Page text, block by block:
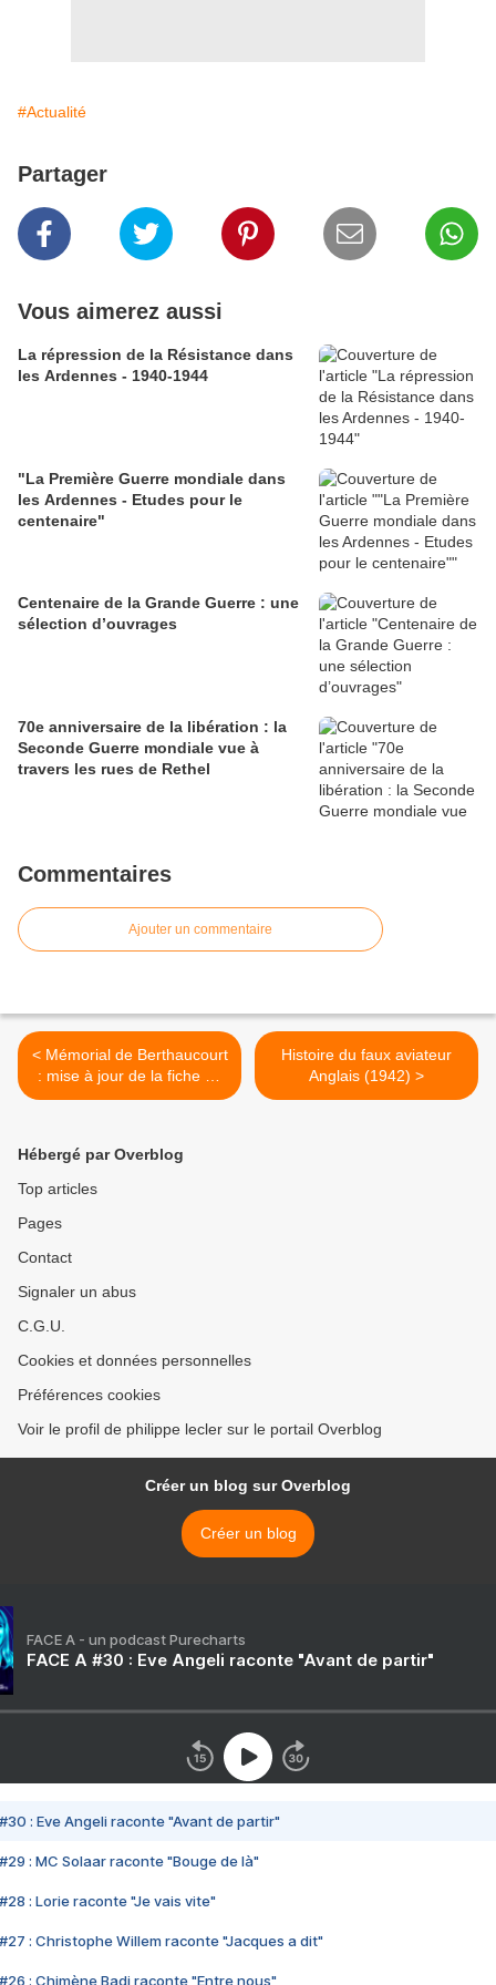
#Actualité
Partager
Vous aimerez aussi
La répression de la Résistance dans
les Ardennes - 1940-1944
"La Première Guerre mondiale dans
les Ardennes - Etudes pour le
centenaire"
Centenaire de la Grande Guerre : une
sélection d’ouvrages
70e anniversaire de la libération : la
Seconde Guerre mondiale vue à
travers les rues de Rethel
Commentaires
Ajouter un commentaire
< Mémorial de Berthaucourt
: mise à jour de la fiche de
Rêve ROC, résistant fusillé
Histoire du faux aviateur
Anglais (1942) >
Hébergé par Overblog
Top articles
Pages
Contact
Signaler un abus
C.G.U.
Cookies et données personnelles
Préférences cookies
Voir le profil de philippe lecler sur le portail Overblog
Créer un blog sur Overblog
Créer un blog
FACE A - un podcast Purecharts
FACE A #30 : Eve Angeli raconte "Avant de partir"
#30 : Eve Angeli raconte "Avant de partir"
#29 : MC Solaar raconte "Bouge de là"
#28 : Lorie raconte "Je vais vite"
#27 : Christophe Willem raconte "Jacques a dit"
#26 : Chimène Badi raconte "Entre nous"